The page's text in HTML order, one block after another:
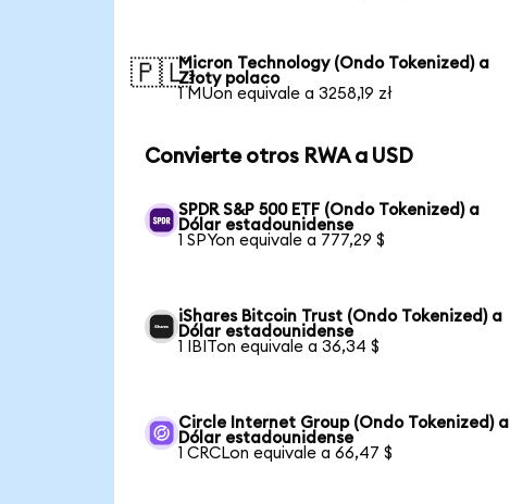
🇵🇱Micron Technology (Ondo Tokenized) a
Złoty polaco
1 MUon equivale a 3258,19 zł
Convierte otros RWA a USD
SPDR S&P 500 ETF (Ondo Tokenized) a
Dólar estadounidense
1 SPYon equivale a 777,29 $
iShares Bitcoin Trust (Ondo Tokenized) a
Dólar estadounidense
1 IBITon equivale a 36,34 $
Circle Internet Group (Ondo Tokenized) a
Dólar estadounidense
1 CRCLon equivale a 66,47 $